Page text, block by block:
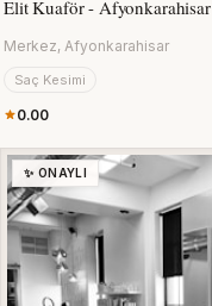
Elit Kuaför - Afyonkarahisar
Merkez, Afyonkarahisar
Saç Kesimi
0.00
✨ ONAYLI